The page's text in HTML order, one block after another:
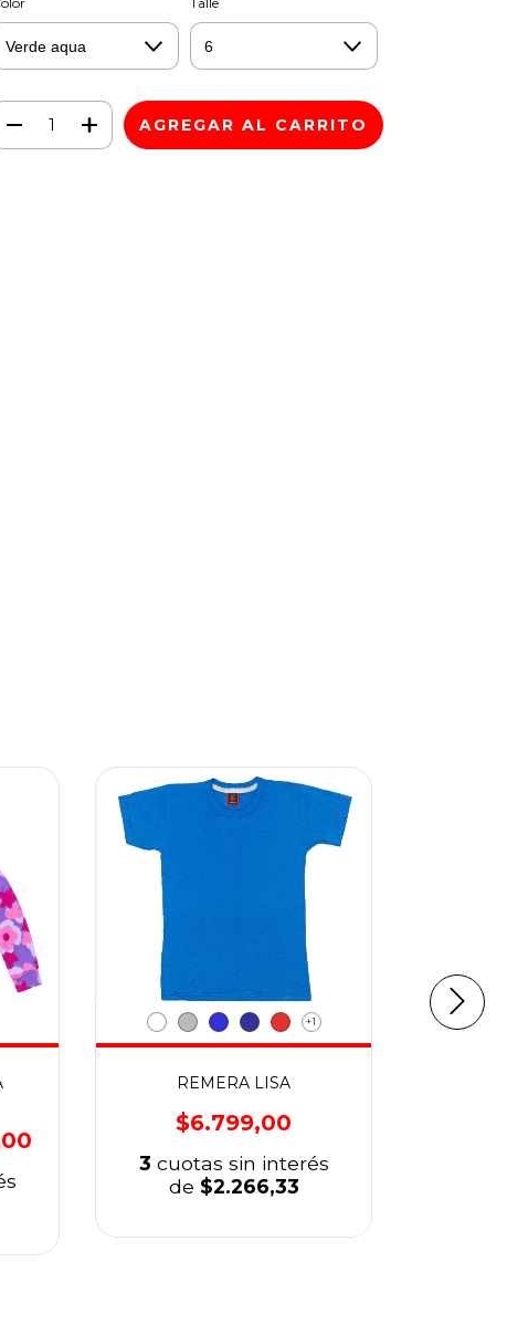
+1
REMERA LISA
$6.799,00
3 cuotas sin interés
de $2.266,33